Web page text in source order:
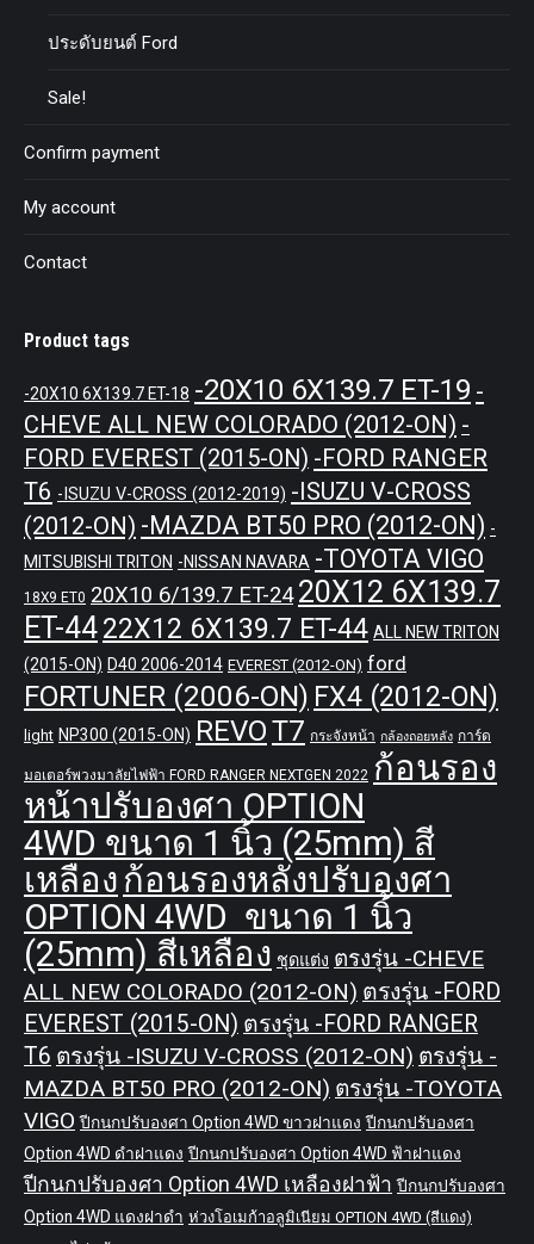
ประดับยนต์ Ford
Sale!
Confirm payment
My account
Contact
Product tags
-20X10 6X139.7 ET-18 -20X10 6X139.7 ET-19 -
CHEVE ALL NEW COLORADO (2012-ON) -
FORD EVEREST (2015-ON) -FORD RANGER
T6 -ISUZU V-CROSS (2012-2019) -ISUZU V-CROSS
(2012-ON) -MAZDA BT50 PRO (2012-ON) -
MITSUBISHI TRITON -NISSAN NAVARA -TOYOTA VIGO
18X9 ET0 20X10 6/139.7 ET-24 20X12 6X139.7
ET-4422X12 6X139.7 ET-44 ALL NEW TRITON
(2015-ON) D40 2006-2014 EVEREST (2012-ON) ford
FORTUNER (2006-ON) FX4 (2012-ON)
light NP300 (2015-ON) REVOT7 กระจังหน้า กล้องถอยหลัง การ์ด
มอเตอร์พวงมาลัยไฟฟ้า FORD RANGER NEXTGEN 2022 ก้อนรอง
หน้าปรับองศา OPTION
4WD ขนาด 1 นิ้ว (25mm) สี
เหลือง ก้อนรองหลังปรับองศา
OPTION 4WD ขนาด 1 นิ้ว
(25mm) สีเหลือง ชุดแต่ง ตรงรุ่น -CHEVE
ALL NEW COLORADO (2012-ON) ตรงรุ่น -FORD
EVEREST (2015-ON) ตรงรุ่น -FORD RANGER
T6 ตรงรุ่น -ISUZU V-CROSS (2012-ON) ตรงรุ่น -
MAZDA BT50 PRO (2012-ON) ตรงรุ่น -TOYOTA
VIGO ปีกนกปรับองศา Option 4WD ขาวฝาแดง ปีกนกปรับองศา
Option 4WD ดำฝาแดง ปีกนกปรับองศา Option 4WD ฟ้าฝาแดง
ปีกนกปรับองศา Option 4WD เหลืองฝาฟ้า ปีกนกปรับองศา
Option 4WD แดงฝาดำ ห่วงโอเมก้าอลูมิเนียม OPTION 4WD (สีแดง)